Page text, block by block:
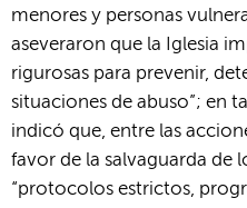
menores y personas
aseveraron que la Iglesia
rigurosas para prevenir,
situaciones de abuso”; en
indicó que, entre las
favor de la salvaguarda de
“protocolos estrictos,